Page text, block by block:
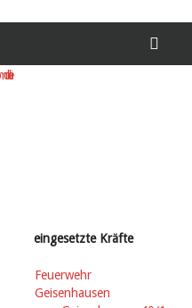
eingesetzte Kräfte
Feuerwehr
Geisenhausen